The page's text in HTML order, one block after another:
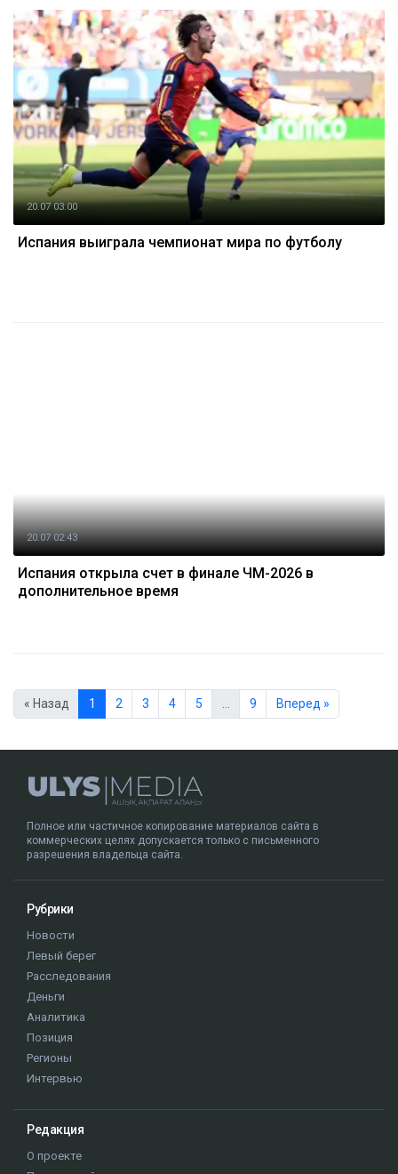
20.07 03:00
Испания выиграла чемпионат мира по футболу
20.07 02:43
Испания открыла счет в финале ЧМ-2026 в
дополнительное время
« Назад 1 2 3 4 5 … 9 Вперед »
Полное или частичное копирование материалов сайта в
коммерческих целях допускается только с письменного
разрешения владельца сайта.
Рубрики
Новости
Левый берег
Расследования
Деньги
Аналитика
Позиция
Регионы
Интервью
Редакция
О проекте